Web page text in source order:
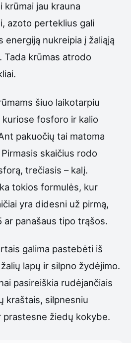
krūmai jau krauna
azoto perteklius gali
energiją nukreipia į žaliąją
Tada krūmas atrodo
šiuo laikotarpiu
fosforo ir kalio
pakuočių tai matoma
skaičius rodo
trečiasis – kalį.
tokios formulės, kur
yra didesni už pirmą,
panašaus tipo trąšos.
galima pastebėti iš
lapų ir silpno žydėjimo.
pasireiškia rudėjančiais
kraštais, silpnesniu
prastesne žiedų kokybe.